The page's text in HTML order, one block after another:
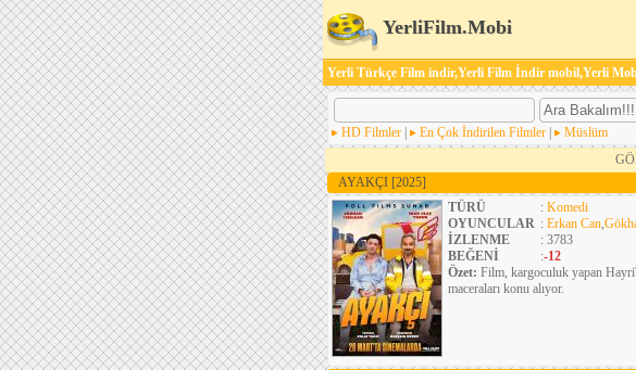
YerliFilm.Mobi
Yerli Türkçe Film indir,Yerli Film İndir mobil,Yerli
HD Filmler En Çok İndirilen Filmler
Müslüm
AYAKÇI [2025]
TÜRÜ
: Komedi
OYUNCULAR : Erkan Can,
İZLENME
: 3783
BEĞENİ
:-12
Özet: Film, kargoculuk yapan
maceraları konu alıyor.